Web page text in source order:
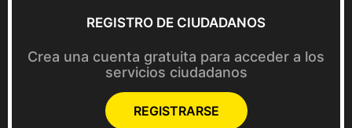
REGISTRO DE CIUDADANOS
Crea una cuenta gratuita para acceder a los
servicios ciudadanos
REGISTRARSE